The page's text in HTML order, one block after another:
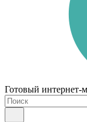
Готовый интернет-